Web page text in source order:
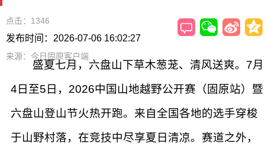
点击：1346
发布时间：2026-07-06 16:02:27
来源：今日固原客户端
盛夏七月，六盘山下草木葱茏、清风送爽。7月
4日至5日，2026中国山地越野公开赛（固原站）暨
六盘山登山节火热开跑。来自全国各地的选手穿梭
于山野村落，在竞技中尽享夏日清凉。赛道之外，